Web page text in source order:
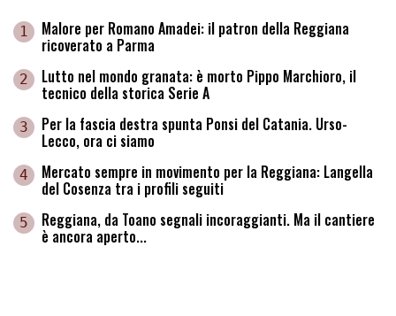
1 Malore per Romano Amadei: il patron della Reggiana
ricoverato a Parma
2 Lutto nel mondo granata: è morto Pippo Marchioro, il
tecnico della storica Serie A
3 Per la fascia destra spunta Ponsi del Catania. Urso-
Lecco, ora ci siamo
4 Mercato sempre in movimento per la Reggiana: Langella
del Cosenza tra i profili seguiti
5 Reggiana, da Toano segnali incoraggianti. Ma il cantiere
è ancora aperto...